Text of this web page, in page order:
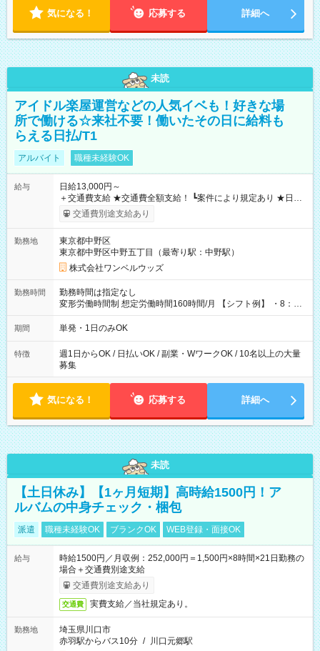
気になる！ 応募する 詳細へ
未読
アイドル楽屋運営などの人気イベも！好きな場
所で働ける☆来社不要！働いたその日に給料も
らえる日払/T1
アルバイト 職種未経験OK
給与
日給13,000円～
＋交通費支給 ★交通費全額支給！ ┗案件により規定あり ★日払
いOK！（規定あり） ┗働いたその日に現金GET♪ お仕事後はコ
ンビニATMから 日払い分を引き落とせます！ 【試用期間】試
交通費別途支給あり
勤務地
東京都中野区
東京都中野区中野五丁目（最寄り駅：中野駅）
株式会社ワンベルウッズ
勤務時間
勤務時間は指定なし
変形労働時間制 想定労働時間160時間/月 【シフト例】 ・8：00
～21：00
期間 単発・1日のみOK
特徴
週1日からOK / 日払いOK / 副業・WワークOK / 10名以上の大量
募集
気になる！ 応募する 詳細へ
未読
【土日休み】【1ヶ月短期】高時給1500円！ア
ルバムの中身チェック・梱包
派遣 職種未経験OK ブランクOK WEB登録・面接OK
給与
時給1500円／月収例：252,000円＝1,500円×8時間×21日勤務の
場合＋交通費別途支給
交通費別途支給あり
交通費 実費支給／当社規定あり。
勤務地
埼玉県川口市
赤羽駅からバス10分 / 川口元郷駅